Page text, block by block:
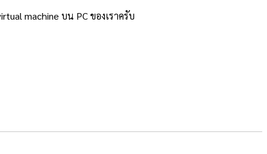
machine บน PC ของเราครับ